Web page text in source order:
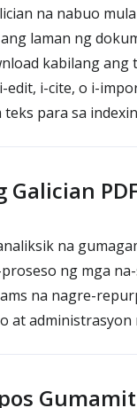
na nabuo
laman ng
kabilang ang
edit, i-cite, o i-
para sa
na
ng mga
na nagre-
at
Gumamit